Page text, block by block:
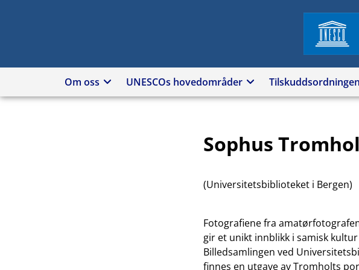
Om oss UNESCOs hovedområder Tilskuddsordningen
Sophus
(Universitetsbiblioteket i Bergen)
Fotografiene fra
gir et unikt innblikk i samisk
Billedsamlingen ved
finnes en utgave av Tromholts